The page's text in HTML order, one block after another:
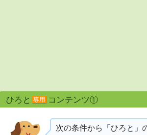
ひろと 専用 コンテンツ①
次の条件から「ひろと」